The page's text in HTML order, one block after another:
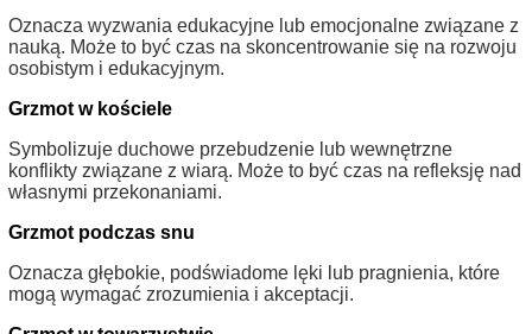
Oznacza wyzwania edukacyjne lub emocjonalne związane z
nauką. Może to być czas na skoncentrowanie się na rozwoju
osobistym i edukacyjnym.
Grzmot w kościele
Symbolizuje duchowe przebudzenie lub wewnętrzne
konflikty związane z wiarą. Może to być czas na refleksję nad
własnymi przekonaniami.
Grzmot podczas snu
Oznacza głębokie, podświadome lęki lub pragnienia, które
mogą wymagać zrozumienia i akceptacji.